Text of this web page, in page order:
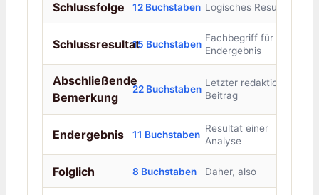
Schlussfolge 12 Buchstaben Logisches Resultat
Schlussresultat15 Buchstaben
Fachbegriff für
Endergebnis
Abschließende
Bemerkung
22 Buchstaben
Letzter redaktioneller
Beitrag
Endergebnis 11 Buchstaben
Resultat einer
Analyse
Folglich 8 Buchstaben Daher, also